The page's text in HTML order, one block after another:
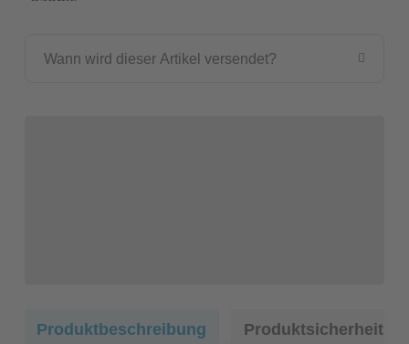
Wann wird dieser Artikel versendet?
Produktbeschreibung Produktsicherheit